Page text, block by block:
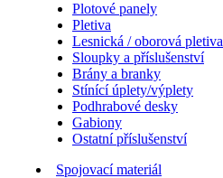
Plotové panely
Pletiva
Lesnická / oborová pletiva
Sloupky a příslušenství
Brány a branky
Stínící úplety/výplety
Podhrabové desky
Gabiony
Ostatní příslušenství
Spojovací materiál